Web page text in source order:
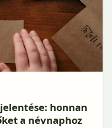
honnan
a névnaphoz